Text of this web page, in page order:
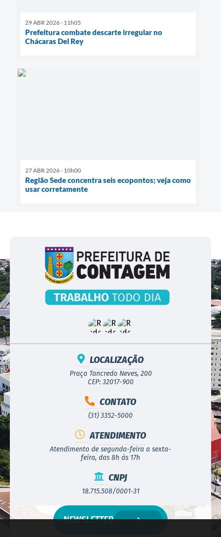
29 ABR 2026 - 11h05
Prefeitura combate descarte irregular no
Chácaras Del Rey
27 ABR 2026 - 10h00
Região Sede concentra seis ecopontos; veja como
usar corretamente
LOCALIZAÇÃO
Praça Tancredo Neves, 200
CEP: 32017-900
CONTATO
(31) 3352-5000
ATENDIMENTO
Atendimento de segunda-feira a sexta-
feira, das 8h às 17h
CNPJ
18.715.508/0001-31
NEWSLETTER